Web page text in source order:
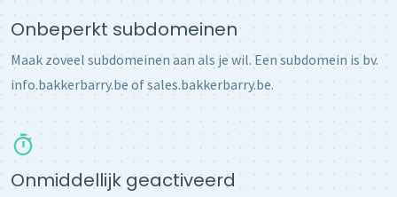
Onbeperkt subdomeinen
Maak zoveel subdomeinen aan als je wil. Een subdomein is bv.
info.bakkerbarry.be of sales.bakkerbarry.be.
Onmiddellijk geactiveerd